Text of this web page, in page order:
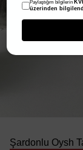
Şardonlu Oysh
Paylaştığım bilgilerin
üzerinden